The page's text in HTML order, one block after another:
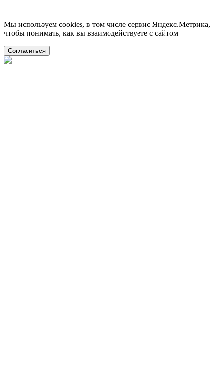
Мы используем cookies, в том числе сервис Яндекс.Метрика,
чтобы понимать, как вы взаимодействуете с сайтом
Согласиться